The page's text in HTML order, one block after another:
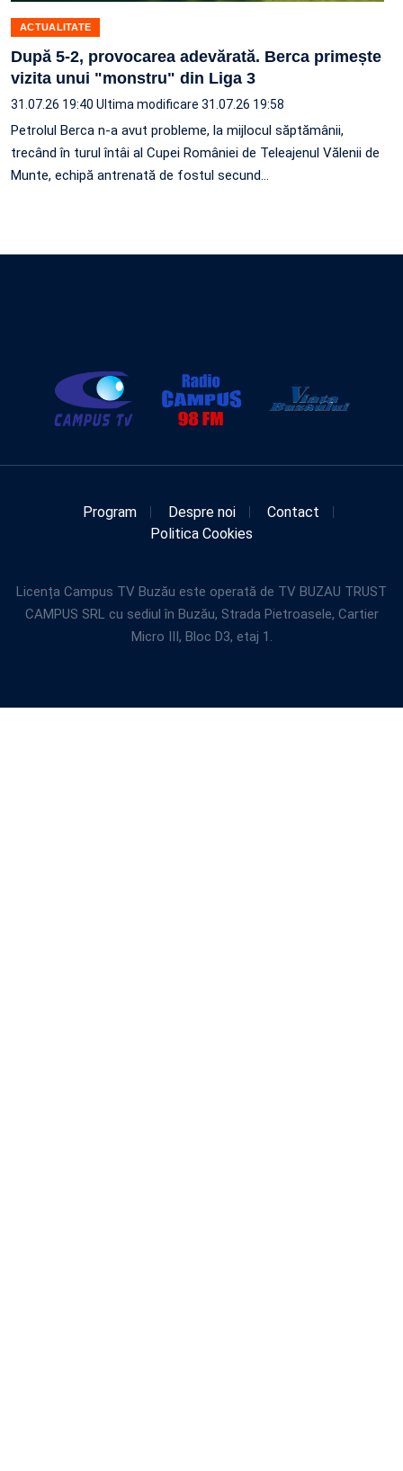
ACTUALITATE
După 5-2, provocarea adevărată. Berca primește
vizita unui "monstru" din Liga 3
31.07.26 19:40 Ultima modificare 31.07.26 19:58
Petrolul Berca n-a avut probleme, la mijlocul săptămânii,
trecând în turul întâi al Cupei României de Teleajenul Vălenii de
Munte, echipă antrenată de fostul secund…
Program Despre noi
Contact
Politica Cookies
Licența Campus TV Buzău este operată de TV BUZAU TRUST
CAMPUS SRL cu sediul în Buzău, Strada Pietroasele, Cartier
Micro III, Bloc D3, etaj 1.